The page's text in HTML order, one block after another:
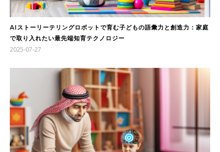
AIストーリーテリングロボットで育む子どもの語彙力と創造力：家庭
で取り入れたい最先端知育テクノロジー
2025-07-27